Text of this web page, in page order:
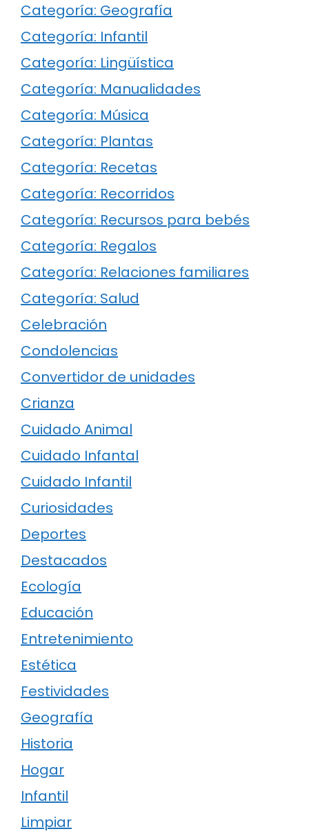
Categoría: Geografía
Categoría: Infantil
Categoría: Lingüística
Categoría: Manualidades
Categoría: Música
Categoría: Plantas
Categoría: Recetas
Categoría: Recorridos
Categoría: Recursos para bebés
Categoría: Regalos
Categoría: Relaciones familiares
Categoría: Salud
Celebración
Condolencias
Convertidor de unidades
Crianza
Cuidado Animal
Cuidado Infantal
Cuidado Infantil
Curiosidades
Deportes
Destacados
Ecología
Educación
Entretenimiento
Estética
Festividades
Geografía
Historia
Hogar
Infantil
Limpiar